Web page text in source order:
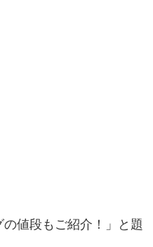
値段もご紹介！」と題